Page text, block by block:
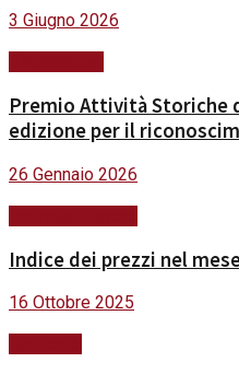
3 Giugno 2026
Premio Attività Storiche
edizione per il
26 Gennaio 2026
Indice dei prezzi nel
16 Ottobre 2025